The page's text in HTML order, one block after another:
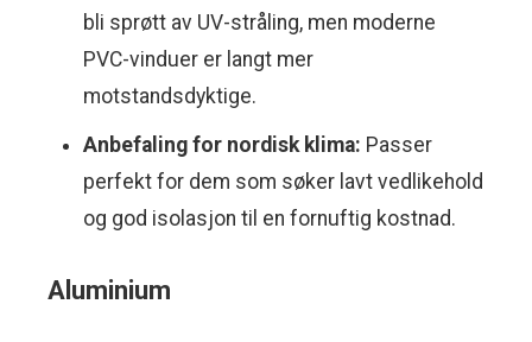
bli sprøtt av UV-stråling, men moderne
PVC-vinduer er langt mer
motstandsdyktige.
Anbefaling for nordisk klima: Passer
perfekt for dem som søker lavt vedlikehold
og god isolasjon til en fornuftig kostnad.
Aluminium